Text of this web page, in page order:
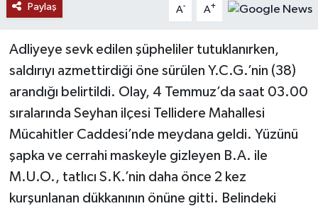
Paylaş A- A+
Adliyeye sevk edilen şüpheliler tutuklanırken,
saldırıyı azmettirdiği öne sürülen Y.C.G.’nin (38)
arandığı belirtildi. Olay, 4 Temmuz’da saat 03.00
sıralarında Seyhan ilçesi Tellidere Mahallesi
Mücahitler Caddesi’nde meydana geldi. Yüzünü
şapka ve cerrahi maskeyle gizleyen B.A. ile
M.U.O., tatlıcı S.K.’nin daha önce 2 kez
kurşunlanan dükkanının önüne gitti. Belindeki